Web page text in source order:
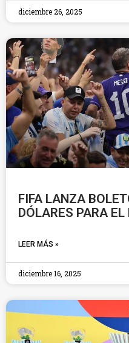
diciembre 26, 2025
FIFA LANZA
DÓLARES PARA
LEER MÁS »
diciembre 16, 2025